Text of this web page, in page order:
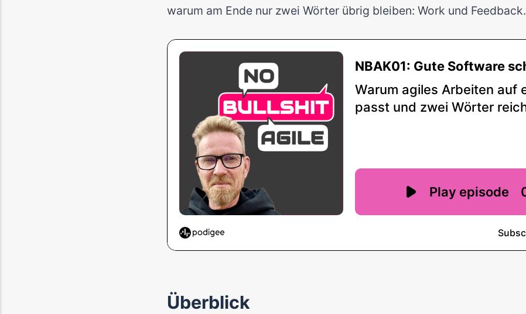
warum am Ende nur zwei Wörter übrig bleiben: Work und Feedback.
Überblick